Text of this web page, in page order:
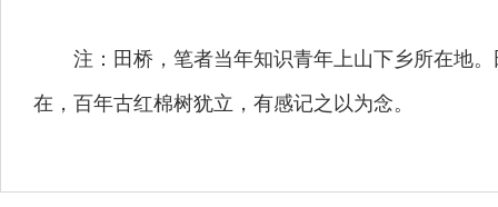
注：田桥，笔者当年知识青年上山下乡所在地。
在，百年古红棉树犹立，有感记之以为念。